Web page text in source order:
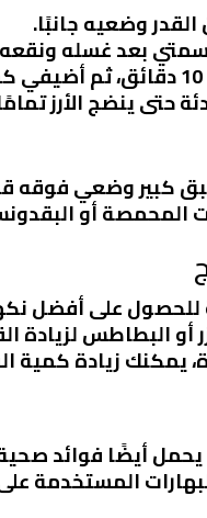
وضعيه جانبًا.
بعد غسله ونقعه لمدة
حتى ينضج الأرز
كبير وضعي فوقه
المحمصة أو
للحصول على أفضل
البطاطس لزيادة
يمكنك زيادة كمية
أيضًا فوائد صحية
المستخدمة